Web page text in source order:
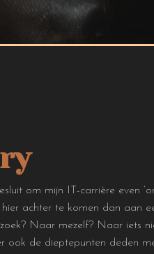
om mijn IT-carrière even
achter te komen dan aan
Naar mezelf? Naar iets
ook de dieptepunten deden